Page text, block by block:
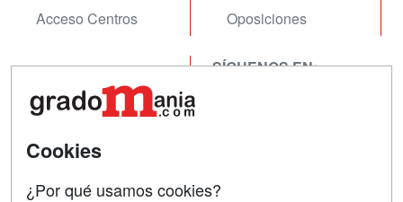
Acceso Centros
Oposiciones
Contactar
Confidencialidad
Aviso legal
SÍGUENOS EN:
Cookies
¿Por qué usamos cookies?